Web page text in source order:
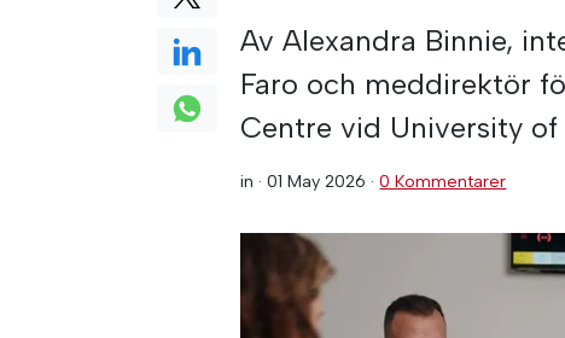
Av Alexandra Binnie,
Faro och meddirektör
Centre vid University of
in ·01 May 2026 ·0 Kommentarer